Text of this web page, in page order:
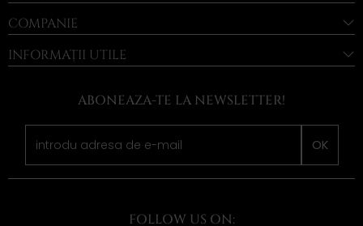
COMPANIE
INFORMAȚII UTILE
ABONEAZA-TE LA NEWSLETTER!
OK
FOLLOW US ON: